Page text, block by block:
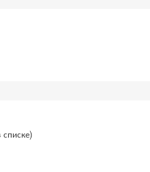
списке)